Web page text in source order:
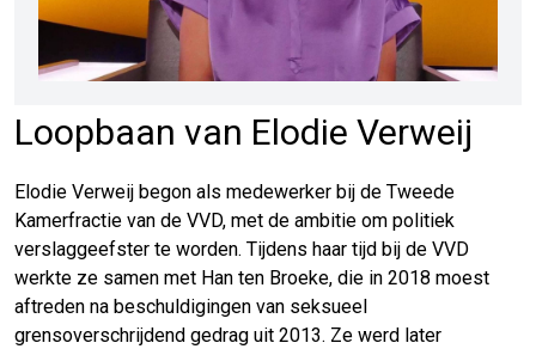
Loopbaan van Elodie Verweij
Elodie Verweij begon als medewerker bij de Tweede
Kamerfractie van de VVD, met de ambitie om politiek
verslaggeefster te worden. Tijdens haar tijd bij de VVD
werkte ze samen met Han ten Broeke, die in 2018 moest
aftreden na beschuldigingen van seksueel
grensoverschrijdend gedrag uit 2013. Ze werd later